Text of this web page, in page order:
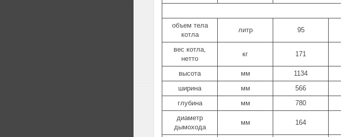
объем тела
котла
литр 95
вес котла,
нетто
кг 171
высота мм 1134
ширина
мм 566
глубина
мм 780
диаметр
дымохода
мм 164